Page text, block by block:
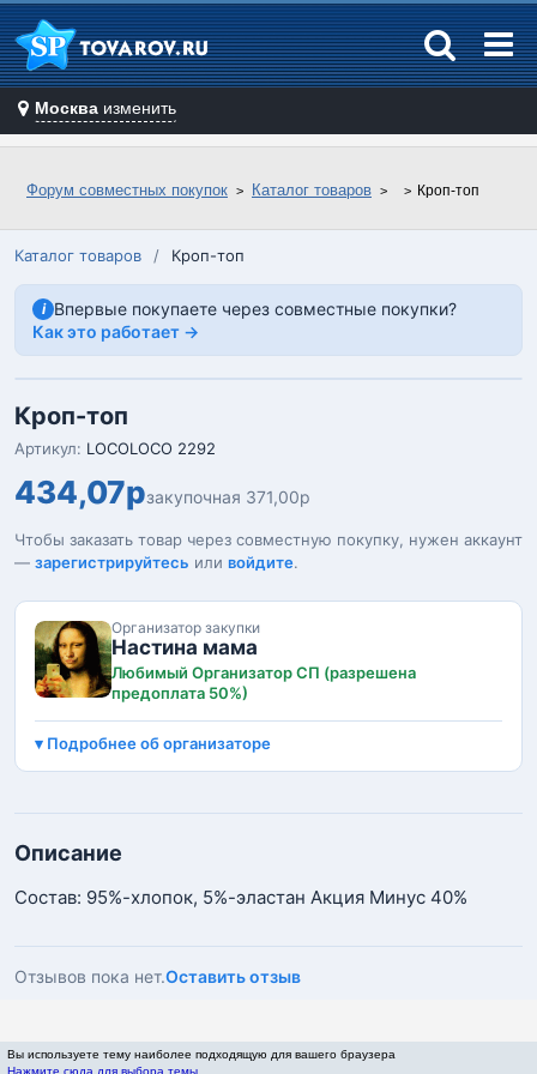
Москва изменить
Форум совместных покупок Каталог товаров Кроп-топ
Каталог товаров / Кроп-топ
i Впервые покупаете через совместные покупки?
Как это работает →
Кроп-топ
Артикул: LOCOLOCO 2292
434,07рзакупочная 371,00р
Чтобы заказать товар через совместную покупку, нужен аккаунт
— зарегистрируйтесь или войдите.
Организатор закупки
Настина мама
Любимый Организатор СП (разрешена
предоплата 50%)
Подробнее об организаторе
Описание
Состав: 95%-хлопок, 5%-эластан Акция Минус 40%
Отзывов пока нет.Оставить отзыв
Вы используете тему наиболее подходящую для вашего браузера
Нажмите сюда для выбора темы